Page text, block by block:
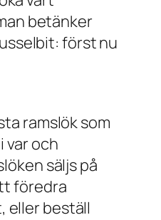
betänker
först nu
ramslök som
var och
säljs på
föredra
eller beställ